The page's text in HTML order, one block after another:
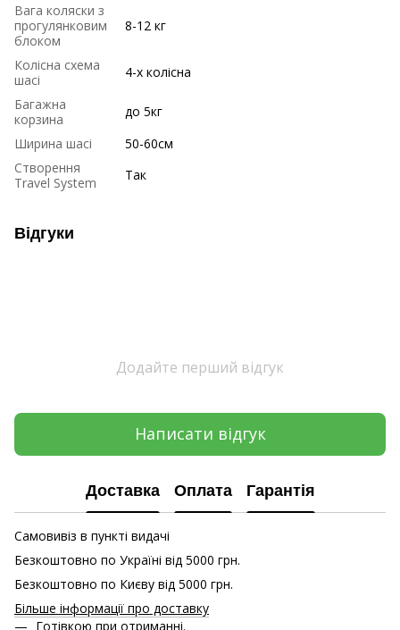
Вага коляски з
прогулянковим
блоком
8-12 кг
Колісна схема
шасі
4-х колісна
Багажна
корзина
до 5кг
Ширина шасі
50-60см
Створення
Travel System
Так
Відгуки
Додайте перший відгук
Написати відгук
Доставка Оплата Гарантія
Самовивіз в пункті видачі
Безкоштовно по Україні від 5000 грн.
Безкоштовно по Києву від 5000 грн.
Більше інформації про доставку
Готівкою при отриманні.